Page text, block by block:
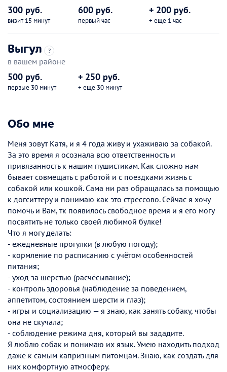
300 руб.
визит 15 минут
600 руб.
первый час
+ 200 руб.
+ еще 1 час
Выгул ?
в вашем районе
500 руб.
первые 30 минут
+ 250 руб.
+ еще 30 минут
Обо мне
Меня зовут Катя, и я 4 года живу и ухаживаю за собакой.
За это время я осознала всю ответственность и
привязанность к нашим пушистикам. Как сложно нам
бывает совмещать с работой и с поездками жизнь с
собакой или кошкой. Сама ни раз обращалась за помощью
к догситтеру и понимаю как это стрессово. Сейчас я хочу
помочь и Вам, тк появилось свободное время и я его могу
посвятить не только своей любимой булке!
Что я могу делать:
- ежедневные прогулки (в любую погоду);
- кормление по расписанию с учётом особенностей
питания;
- уход за шерстью (расчёсывание);
- контроль здоровья (наблюдение за поведением,
аппетитом, состоянием шерсти и глаз);
- игры и социализацию — я знаю, как занять собаку, чтобы
она не скучала;
- соблюдение режима дня, который вы зададите.
Я люблю собак и понимаю их язык. Умею находить подход
даже к самым капризным питомцам. Знаю, как создать для
них комфортную атмосферу.